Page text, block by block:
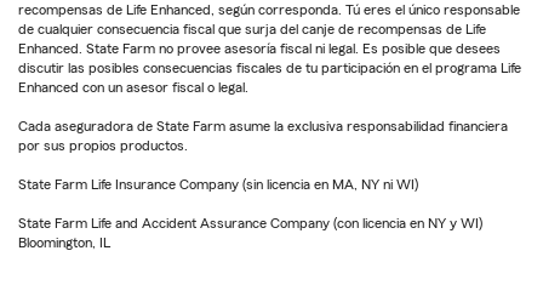
recompensas de Life Enhanced, según corresponda. Tú eres el único responsable
de cualquier consecuencia fiscal que surja del canje de recompensas de Life
Enhanced. State Farm no provee asesoría fiscal ni legal. Es posible que desees
discutir las posibles consecuencias fiscales de tu participación en el programa Life
Enhanced con un asesor fiscal o legal.
Cada aseguradora de State Farm asume la exclusiva responsabilidad financiera
por sus propios productos.
State Farm Life Insurance Company (sin licencia en MA, NY ni WI)
State Farm Life and Accident Assurance Company (con licencia en NY y WI)
Bloomington, IL